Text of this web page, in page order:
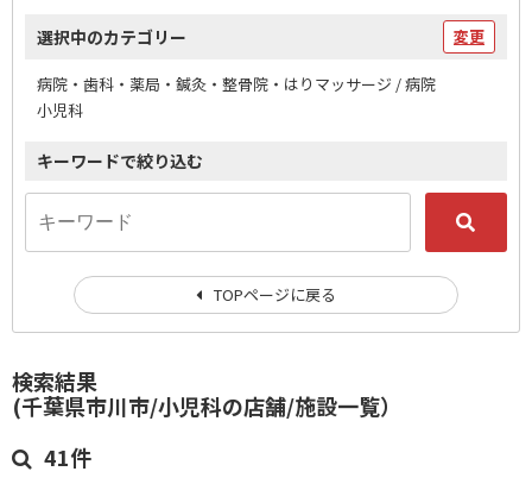
検索結果
(千葉県市川市/小児科の店舗/施設一覧）
41件
選択中のカテゴリー 変更
病院・歯科・薬局・鍼灸・整骨院・はりマッサージ / 病院
小児科
キーワードで絞り込む
TOPページに戻る